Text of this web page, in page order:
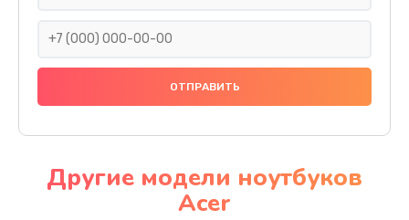
Ремонт подсветки
Настройка BIOS
Другие модели ноутбуков
Acer